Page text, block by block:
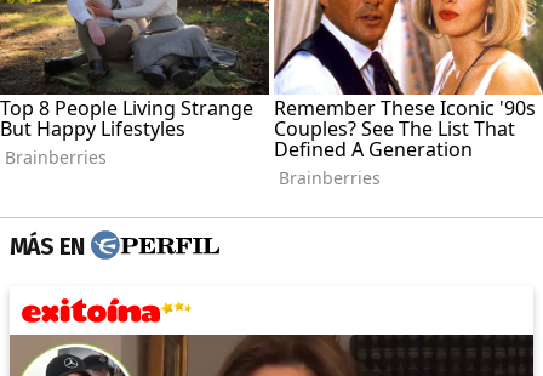
MÁS EN